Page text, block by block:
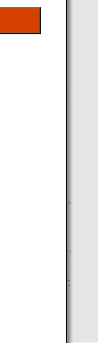
せていただき
ど影響が出ま
みでお運びく
て
込み、お預か
までお尋ねく
りますのでご
のホームペー